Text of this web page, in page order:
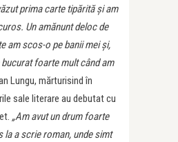
prima carte tipărită și am
Un amănunt deloc de
am scos-o pe banii mei și,
foarte mult când am
Lungu, mărturisind în
sale literare au debutat cu
„Am avut un drum foarte
la a scrie roman, unde simt